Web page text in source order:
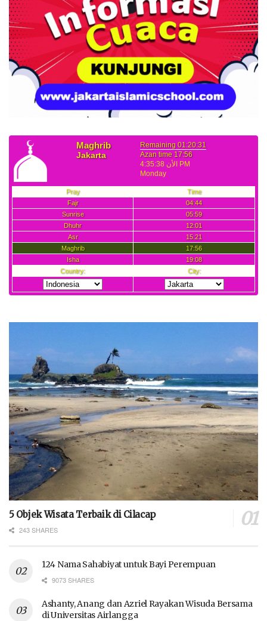
5 Objek Wisata Terbaik di Cilacap
243 SHARES
124 Nama Sahabiyat untuk Bayi Perempuan
9073 SHARES
Ashanty, Anang dan Azriel Rayakan Wisuda Bersama
di Universitas Airlangga